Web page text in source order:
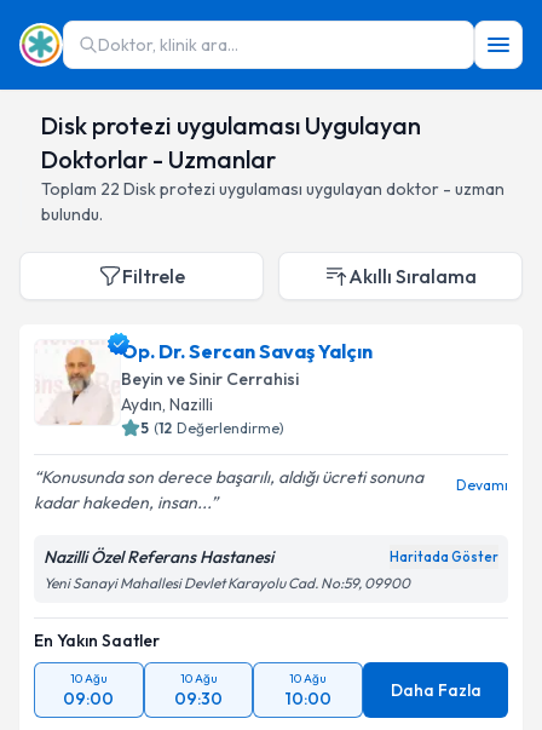
Doktor, klinik ara...
Disk protezi uygulaması Uygulayan
Doktorlar - Uzmanlar
Toplam 22 Disk protezi uygulaması uygulayan doktor - uzman
bulundu.
Filtrele Akıllı Sıralama
Op. Dr. Sercan Savaş Yalçın
Beyin ve Sinir Cerrahisi
Aydın, Nazilli
5 (12 Değerlendirme)
Konusunda son derece başarılı, aldığı ücreti sonuna
kadar hakeden, insan...
Devamı
Nazilli Özel Referans Hastanesi Haritada Göster
Yeni Sanayi Mahallesi Devlet Karayolu Cad. No:59, 09900
En Yakın Saatler
10 Ağu
09:00
10 Ağu
09:30
10 Ağu
10:00 Daha Fazla